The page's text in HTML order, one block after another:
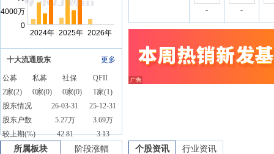
十大流通股东 更多
公募 私募 社保
QFII
2家(2) 0家(0) 0家(0) 1家(1)
股东情况
26-03-31
25-12-31
股东户数
5.27万
3.69万
较上期(%)
42.81 3.13
-
-
所属板块 阶段涨幅 个股资讯 行业资讯